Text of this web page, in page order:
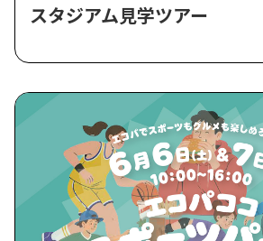
スタジアム見学ツアー